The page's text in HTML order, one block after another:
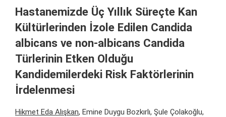
Hastanemizde Üç Yıllık Süreçte Kan
Kültürlerinden İzole Edilen Candida
albicans ve non-albicans Candida
Türlerinin Etken Olduğu
Kandidemilerdeki Risk Faktörlerinin
İrdelenmesi
Hikmet Eda Alışkan, Emine Duygu Bozkırlı, Şule Çolakoğlu,